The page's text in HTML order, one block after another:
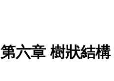
第六章 樹狀結構